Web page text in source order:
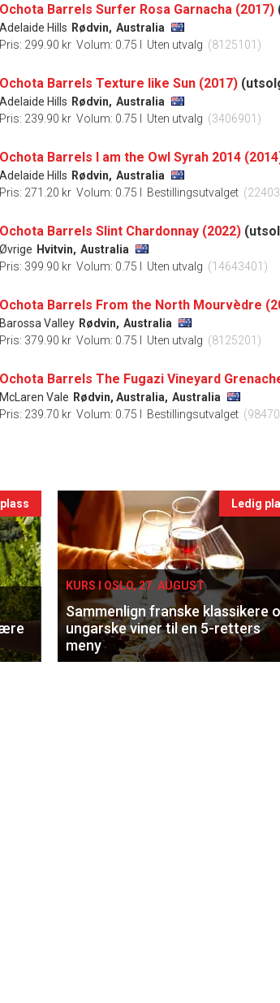
Ochota Barrels Surfer Rosa Garnacha (2017)
Adelaide Hills Rødvin, Australia
Pris: 299.90 kr Volum: 0.75 l Uten utvalg (8125101)
Ochota Barrels Texture like Sun (2017)
Adelaide Hills Rødvin, Australia
Pris: 239.90 kr Volum: 0.75 l Uten utvalg (3406901)
Ochota Barrels I am the Owl Syrah 2014
Adelaide Hills Rødvin, Australia
Pris: 271.20 kr Volum: 0.75 l Bestillingsutvalget
Ochota Barrels Slint Chardonnay (2022)
Øvrige Hvitvin, Australia
Pris: 399.90 kr Volum: 0.75 l Uten utvalg (14643401)
Ochota Barrels From the North Mourvèdre
Barossa Valley Rødvin, Australia
Pris: 379.90 kr Volum: 0.75 l Uten utvalg (8125201)
Ochota Barrels The Fugazi Vineyard
McLaren Vale Rødvin, Australia, Australia
Pris: 239.70 kr Volum: 0.75 l Bestillingsutvalget
Ledig
KURS I OSLO, 27. AUGUST
Sammenlign franske klassikere
ungarske viner til en 5-retters
meny